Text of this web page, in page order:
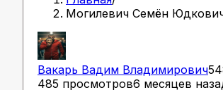
Могилевич Семён
Вакарь Вадим Владимирович
485 просмотров6 месяцев